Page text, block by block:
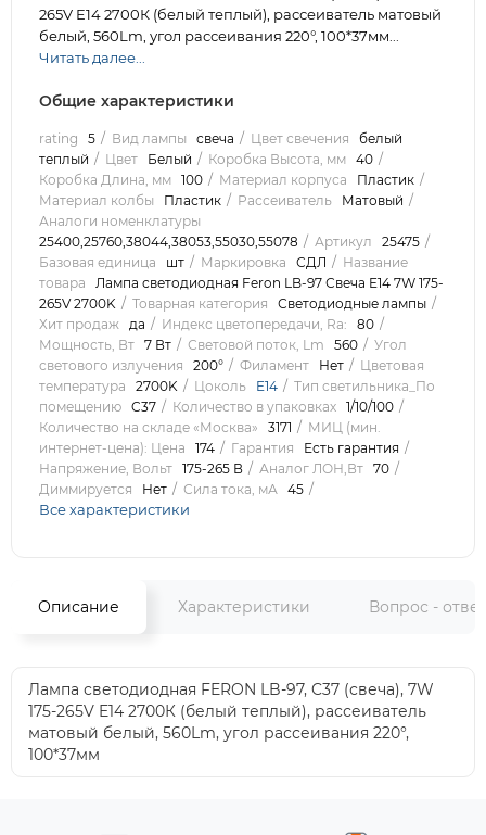
265V E14 2700К (белый теплый), рассеиватель матовый
белый, 560Lm, угол рассеивания 220°, 100*37мм...
Читать далее...
Общие характеристики
rating 5 Вид лампы свеча Цвет свечения
белый
теплый
Цвет Белый Коробка Высота, мм 40
Коробка Длина, мм 100 Материал корпуса
Пластик
Материал колбы
Пластик Рассеиватель
Матовый
Аналоги номенклатуры
25400,25760,38044,38053,55030,55078
Артикул
25475
Базовая единица
шт Маркировка СДЛ
Название
товара
Лампа светодиодная Feron LB-97 Свеча E14 7W 175-
265V 2700K
Товарная категория
Светодиодные лампы
Хит продаж да Индекс цветопередачи, Ra:
80
Мощность, Вт 7 Вт Световой поток, Lm 560
Угол
светового излучения
200° Филамент Нет
Цветовая
температура
2700K Цоколь E14
Тип светильника_По
помещению C37 Количество в упаковках 1/10/100
Количество на складе «Москва»
3171
МИЦ (мин.
интернет-цена): Цена
174 Гарантия
Есть гарантия
Напряжение, Вольт 175-265 В Аналог ЛОН,Вт 70
Диммируется
Нет Сила тока, мА 45
Все характеристики
Описание Характеристики Вопрос -
Лампа светодиодная FERON LB-97, C37 (свеча), 7W
175-265V E14 2700К (белый теплый), рассеиватель
матовый белый, 560Lm, угол рассеивания 220°,
100*37мм